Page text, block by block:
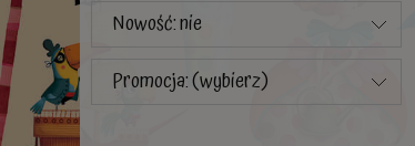
Nowość: nie
Promocja: (wybierz)